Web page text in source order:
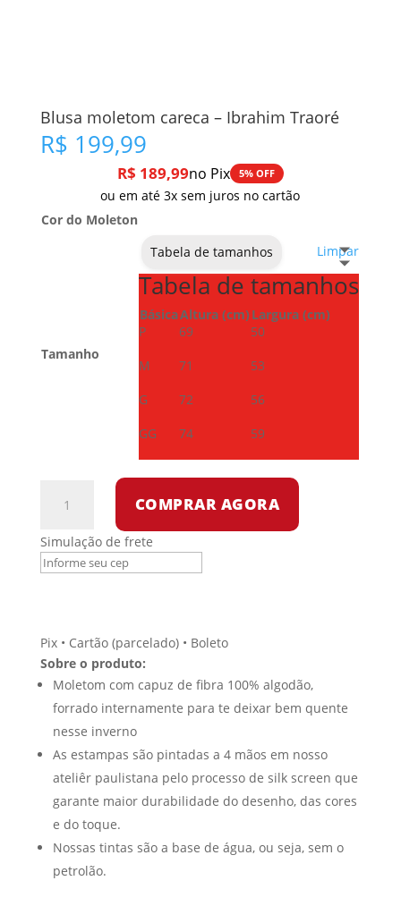
Blusa moletom careca – Ibrahim Traoré
R$ 199,99
R$ 189,99no Pix 5% OFF
ou em até 3x sem juros no cartão
Cor do Moleton
Tamanho
Limpar
Tabela de tamanhos
Tabela de tamanhos
BásicaAltura (cm) Largura (cm)
P
69
50
M
71
53
G
72
56
GG
74 59
moletom
-
Ibrahim
COMPRAR AGORA
Simulação de frete
Pix • Cartão (parcelado) • Boleto
Sobre o produto:
Moletom com capuz de fibra 100% algodão,
forrado internamente para te deixar bem quente
nesse inverno
As estampas são pintadas a 4 mãos em nosso
ateliêr paulistana pelo processo de silk screen que
garante maior durabilidade do desenho, das cores
e do toque.
Nossas tintas são a base de água, ou seja, sem o
petrolão.